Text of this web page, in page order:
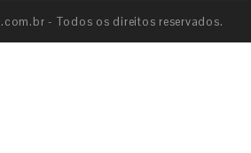
- Todos os direitos reservados.